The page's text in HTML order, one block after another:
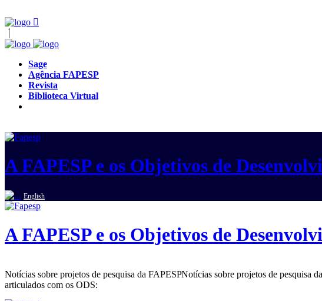
Sage
Agência FAPESP
Revista
Biblioteca Virtual
A FAPESP e os Objetivos de
English
A FAPESP e os Objetivos de
Notícias sobre projetos de pesquisa da FAPESP
articulados com os ODS:
Notícias sobre projetos de pesquisa